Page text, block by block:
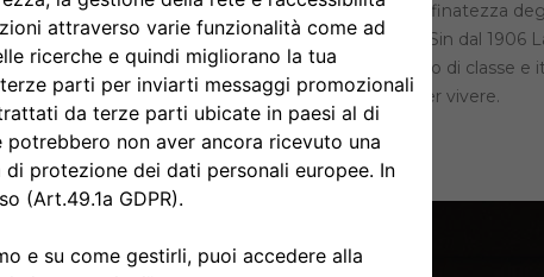
Le linee sinuose della carrozzeria, la raffinatezza
carattere eclettico eppure essenziale. Sin dal 1906
distingue per il suo stile unico, sinonimo di classe e
- diventando un’icona dell’arte del saper vivere.